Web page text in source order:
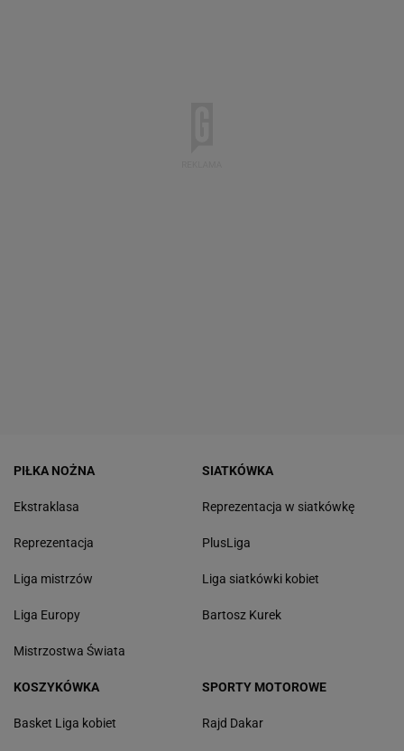
PIŁKA NOŻNA
Ekstraklasa
Reprezentacja
Liga mistrzów
Liga Europy
Mistrzostwa Świata
SIATKÓWKA
Reprezentacja w siatkówkę
PlusLiga
Liga siatkówki kobiet
Bartosz Kurek
KOSZYKÓWKA
Basket Liga kobiet
SPORTY MOTOROWE
Rajd Dakar